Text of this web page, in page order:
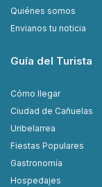
Quiénes somos
Envianos tu noticia
Guía del Turista
Cómo llegar
Ciudad de Cañuelas
Uribelarrea
Fiestas Populares
Gastronomía
Hospedajes